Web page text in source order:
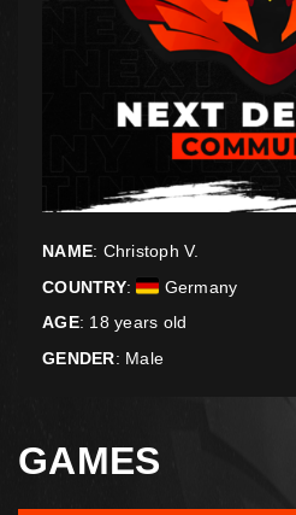
NAME: Christoph V.
COUNTRY:
Germany
AGE: 18 years old
GENDER: Male
GAMES